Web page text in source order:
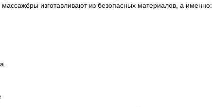
массажёры изготавливают из безопасных материалов, а именно: